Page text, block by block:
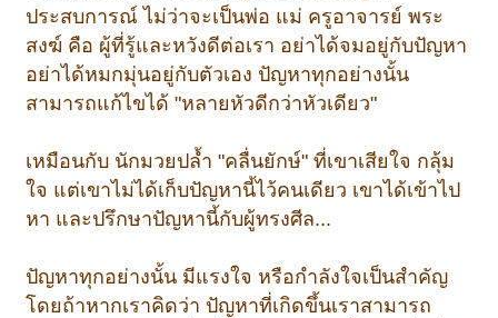
ประสบการณ์ ไม่ว่าจะเป็นพ่อ แม่ ครูอาจารย์ พระ
สงฆ์ คือ ผู้ที่รู้และหวังดีต่อเรา อย่าได้จมอยู่กับปัญหา
อย่าได้หมกมุ่นอยู่กับตัวเอง ปัญหาทุกอย่างนั้น
สามารถแก้ไขได้ "หลายหัวดีกว่าหัวเดียว"
เหมือนกับ นักมวยปล้ำ "คลื่นยักษ์" ที่เขาเสียใจ กลุ้ม
ใจ แต่เขาไม่ได้เก็บปัญหานี้ไว้คนเดียว เขาได้เข้าไป
หา และปรึกษาปัญหานี้กับผู้ทรงศีล...
ปัญหาทุกอย่างนั้น มีแรงใจ หรือกำลังใจเป็นสำคัญ
โดยถ้าหากเราคิดว่า ปัญหาที่เกิดขึ้นเราสามารถ